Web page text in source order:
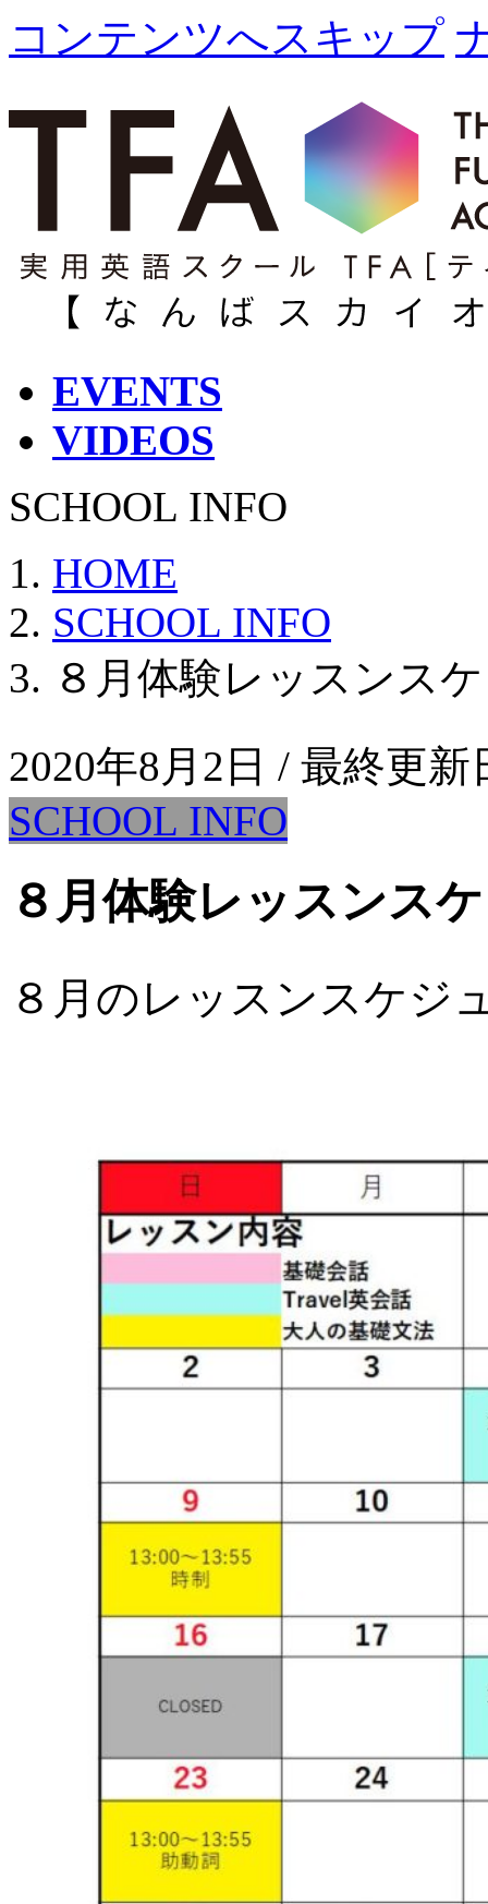
コンテンツへスキップ
EVENTS
VIDEOS
SCHOOL INFO
HOME
SCHOOL INFO
８月体験レッスンス
2020年8月2日 / 最終更
SCHOOL INFO
８月体験レッスンス
８月のレッスンスケジ